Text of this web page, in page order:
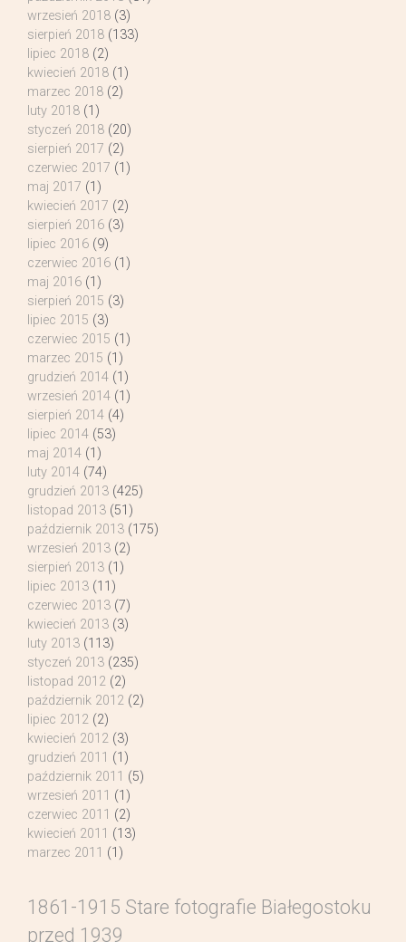
wrzesień 2018 (3)
sierpień 2018 (133)
lipiec 2018 (2)
kwiecień 2018 (1)
marzec 2018 (2)
luty 2018 (1)
styczeń 2018 (20)
sierpień 2017 (2)
czerwiec 2017 (1)
maj 2017 (1)
kwiecień 2017 (2)
sierpień 2016 (3)
lipiec 2016 (9)
czerwiec 2016 (1)
maj 2016 (1)
sierpień 2015 (3)
lipiec 2015 (3)
czerwiec 2015 (1)
marzec 2015 (1)
grudzień 2014 (1)
wrzesień 2014 (1)
sierpień 2014 (4)
lipiec 2014 (53)
maj 2014 (1)
luty 2014 (74)
grudzień 2013 (425)
listopad 2013 (51)
październik 2013 (175)
wrzesień 2013 (2)
sierpień 2013 (1)
lipiec 2013 (11)
czerwiec 2013 (7)
kwiecień 2013 (3)
luty 2013 (113)
styczeń 2013 (235)
listopad 2012 (2)
październik 2012 (2)
lipiec 2012 (2)
kwiecień 2012 (3)
grudzień 2011 (1)
październik 2011 (5)
wrzesień 2011 (1)
czerwiec 2011 (2)
kwiecień 2011 (13)
marzec 2011 (1)
1861-1915 Stare fotografie Białegostoku
przed 1939